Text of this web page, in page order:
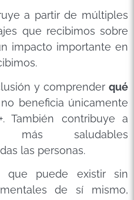
a partir de múltiples
que recibimos sobre
impacto importante en
y comprender qué
no beneficia únicamente
También contribuye a
más saludables
las personas.
que puede existir sin
de sí mismo,